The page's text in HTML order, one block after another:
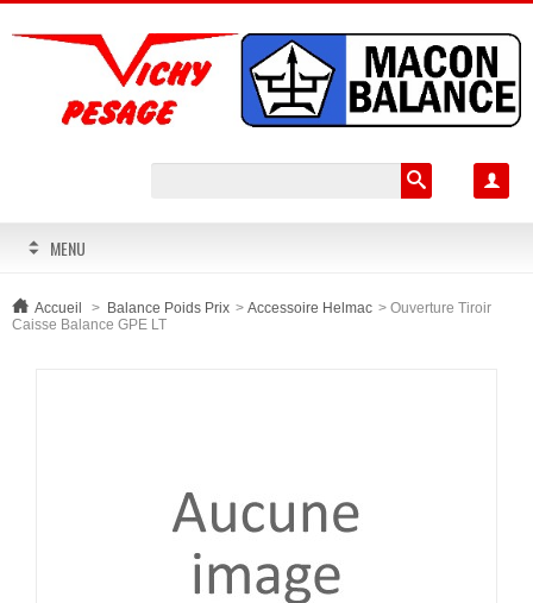

MENU
Accueil > Balance Poids Prix > Accessoire Helmac > Ouverture Tiroir
Caisse Balance GPE LT